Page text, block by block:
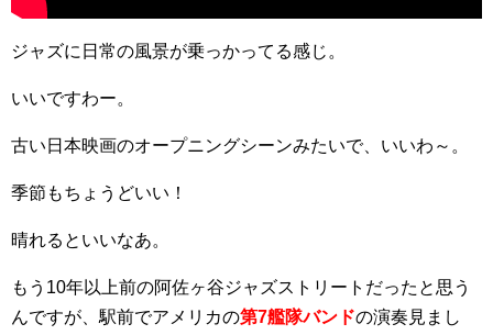
ジャズに日常の風景が乗っかってる感じ。
いいですわー。
古い日本映画のオープニングシーンみたいで、いいわ～。
季節もちょうどいい！
晴れるといいなあ。
もう10年以上前の阿佐ヶ谷ジャズストリートだったと思う
んですが、駅前でアメリカの第7艦隊バンドの演奏見まし